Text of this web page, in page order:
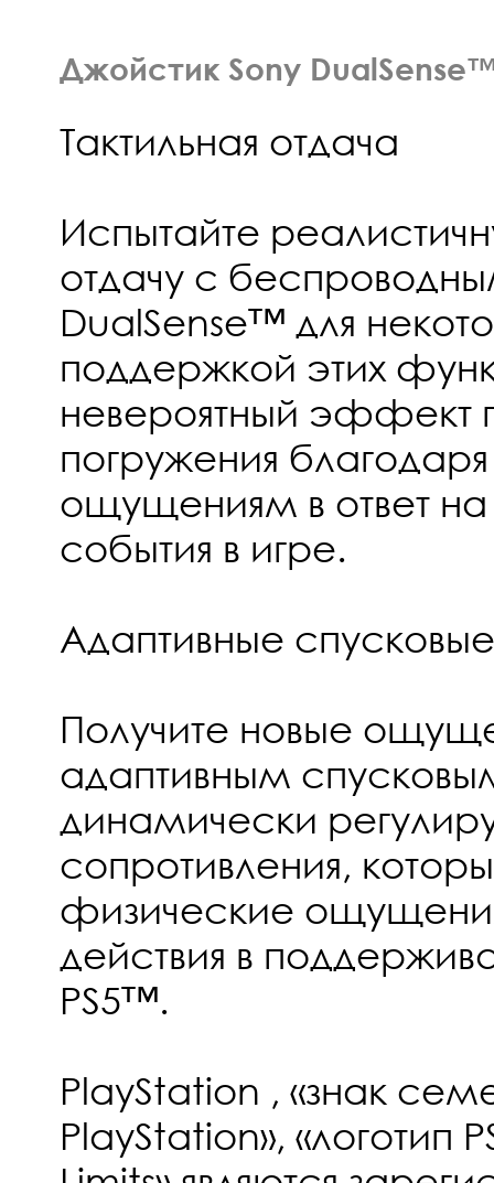
Джойстик Sony
Тактильная отдача
Испытайте
отдачу с
DualSense™ для
поддержкой этих
невероятный эффект
погружения
ощущениям в ответ
события в игре.
Адаптивные
Получите новые
адаптивным
динамически
сопротивления,
физические
действия в
PS5™.
PlayStation , «знак
PlayStation», «логотип